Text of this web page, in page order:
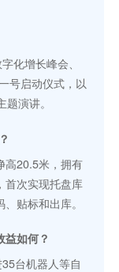
化增长峰会、
号启动仪式，以
演讲。
高20.5米，拥有
首次实现托盘库
贴标和出库。
益如何？
台机器人等自